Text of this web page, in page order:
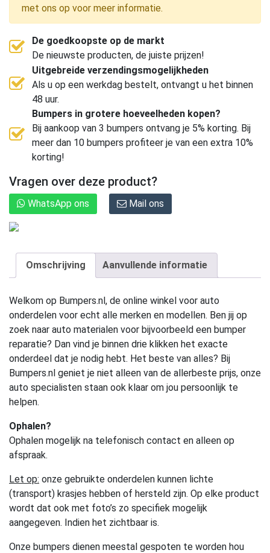
met ons op voor meer informatie.
De goedkoopste op de markt
De nieuwste producten, de juiste prijzen!
Uitgebreide verzendingsmogelijkheden
Als u op een werkdag bestelt, ontvangt u het binnen
48 uur.
Bumpers in grotere hoeveelheden kopen?
Bij aankoop van 3 bumpers ontvang je 5% korting. Bij
meer dan 10 bumpers profiteer je van een extra 10%
korting!
Vragen over deze product?
WhatsApp ons Mail ons
Omschrijving Aanvullende informatie
Welkom op Bumpers.nl, de online winkel voor auto
onderdelen voor echt alle merken en modellen. Ben jij op
zoek naar auto materialen voor bijvoorbeeld een bumper
reparatie? Dan vind je binnen drie klikken het exacte
onderdeel dat je nodig hebt. Het beste van alles? Bij
Bumpers.nl geniet je niet alleen van de allerbeste prijs, onze
auto specialisten staan ook klaar om jou persoonlijk te
helpen.
Ophalen?
Ophalen mogelijk na telefonisch contact en alleen op
afspraak.
Let op: onze gebruikte onderdelen kunnen lichte
(transport) krasjes hebben of hersteld zijn. Op elke product
wordt dat ook met foto’s zo specifiek mogelijk
aangegeven. Indien het zichtbaar is.
Onze bumpers dienen meestal gespoten te worden hou